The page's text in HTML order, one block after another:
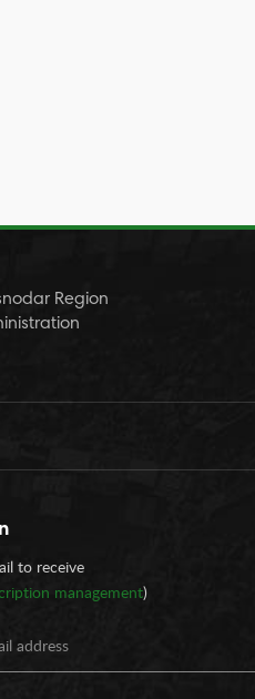
Region
to receive
management)